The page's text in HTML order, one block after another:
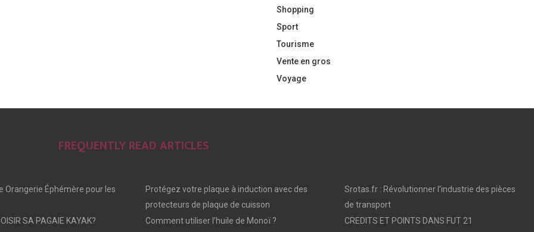
Shopping
Sport
Tourisme
Vente en gros
Voyage
FREQUENTLY READ ARTICLES
Orangerie Éphémère pour les
SA PAGAIE KAYAK?
Protégez votre plaque à induction avec des
protecteurs de plaque de cuisson
Comment utiliser l’huile de Monoï ?
Srotas.fr : Révolutionner l’industrie des pièces
de transport
CREDITS ET POINTS DANS FUT 21